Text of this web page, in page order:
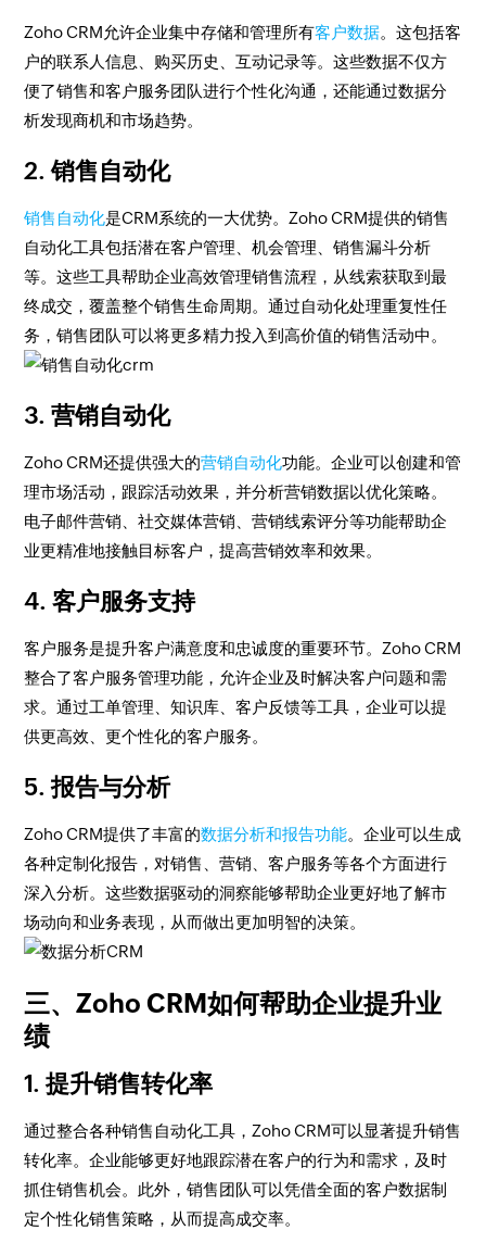
Zoho CRM允许企业集中存储和管理所有客户数据。这包括客
户的联系人信息、购买历史、互动记录等。这些数据不仅方
便了销售和客户服务团队进行个性化沟通，还能通过数据分
析发现商机和市场趋势。
2. 销售自动化
销售自动化是CRM系统的一大优势。Zoho CRM提供的销售
自动化工具包括潜在客户管理、机会管理、销售漏斗分析
等。这些工具帮助企业高效管理销售流程，从线索获取到最
终成交，覆盖整个销售生命周期。通过自动化处理重复性任
务，销售团队可以将更多精力投入到高价值的销售活动中。
3. 营销自动化
Zoho CRM还提供强大的营销自动化功能。企业可以创建和管
理市场活动，跟踪活动效果，并分析营销数据以优化策略。
电子邮件营销、社交媒体营销、营销线索评分等功能帮助企
业更精准地接触目标客户，提高营销效率和效果。
4. 客户服务支持
客户服务是提升客户满意度和忠诚度的重要环节。Zoho CRM
整合了客户服务管理功能，允许企业及时解决客户问题和需
求。通过工单管理、知识库、客户反馈等工具，企业可以提
供更高效、更个性化的客户服务。
5. 报告与分析
Zoho CRM提供了丰富的数据分析和报告功能。企业可以生成
各种定制化报告，对销售、营销、客户服务等各个方面进行
深入分析。这些数据驱动的洞察能够帮助企业更好地了解市
场动向和业务表现，从而做出更加明智的决策。
三、Zoho CRM如何帮助企业提升业
绩
1. 提升销售转化率
通过整合各种销售自动化工具，Zoho CRM可以显著提升销售
转化率。企业能够更好地跟踪潜在客户的行为和需求，及时
抓住销售机会。此外，销售团队可以凭借全面的客户数据制
定个性化销售策略，从而提高成交率。